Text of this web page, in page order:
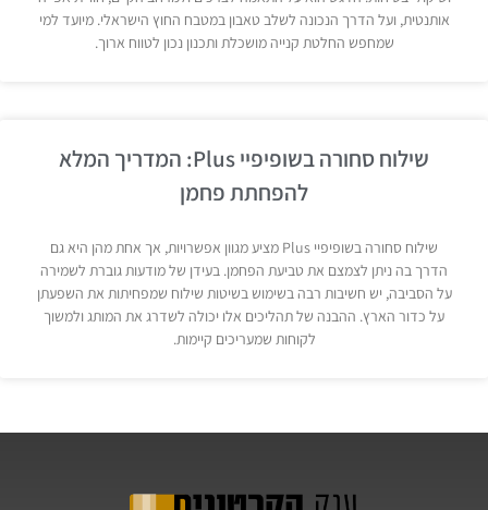
אותנטית, ועל הדרך הנכונה לשלב טאבון במטבח החוץ הישראלי. מיועד למי
שמחפש החלטת קנייה מושכלת ותכנון נכון לטווח ארוך.
שילוח סחורה בשופיפיי Plus: המדריך המלא
להפחתת פחמן
שילוח סחורה בשופיפיי Plus מציע מגוון אפשרויות, אך אחת מהן היא גם
הדרך בה ניתן לצמצם את טביעת הפחמן. בעידן של מודעות גוברת לשמירה
על הסביבה, יש חשיבות רבה בשימוש בשיטות שילוח שמפחיתות את השפעתן
על כדור הארץ. ההבנה של תהליכים אלו יכולה לשדרג את המותג ולמשוך
לקוחות שמעריכים קיימות.